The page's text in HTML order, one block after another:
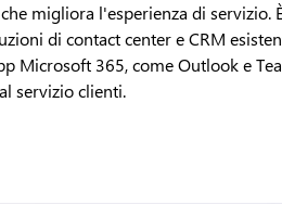
migliora l'esperienza di servizio.
di contact center e CRM
Microsoft 365, come Outlook e
servizio clienti.